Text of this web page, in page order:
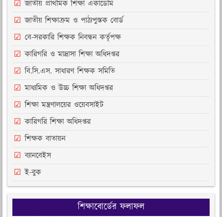
জাতীয় প্রাথমিক শিক্ষা একাডেমি
জাতীয় শিক্ষাক্রম ও পাঠ্যপুস্তক বোর্ড
বে-সরকারি শিক্ষক নিবন্ধন কর্তৃপক্ষ
কারিগরি ও মাদ্রাসা শিক্ষা অধিদপ্তর
বি.সি.এস. সাধারণ শিক্ষক সমিতি
মাধ্যমিক ও উচ্চ শিক্ষা অধিদপ্তর
শিক্ষা মন্ত্রণালয়ের ওয়েবসাইট
কারিগরি শিক্ষা অধিদপ্তর
শিক্ষক বাতায়ন
ব্যানবেইস
ই-বুক
শিক্ষাবোর্ডের ফলাফল